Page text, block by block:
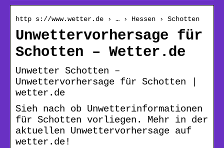
http s://www.wetter.de › … › Hessen › Schotten
Unwettervorhersage für
Schotten – Wetter.de
Unwetter Schotten –
Unwettervorhersage für Schotten |
wetter.de
Sieh nach ob Unwetterinformationen
für Schotten vorliegen. Mehr in der
aktuellen Unwettervorhersage auf
wetter.de!